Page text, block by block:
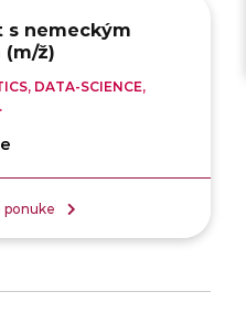
s nemeckým
(m/ž)
DATA-SCIENCE,
ponuke